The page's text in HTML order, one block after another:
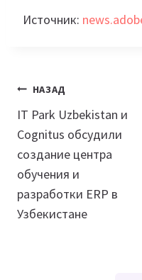
Источник:
Навигация
по
записям
НАЗАД
IT Park Uzbekistan и
Cognitus обсудили
создание центра
обучения и
разработки ERP в
Узбекистане